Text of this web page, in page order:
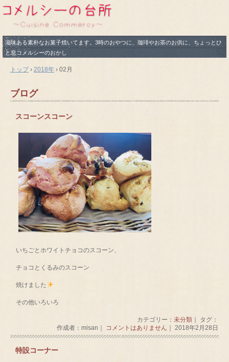
滋味ある素朴なお菓子焼いてます。3時のおやつに、珈琲やお茶のお供に、ちょっとひ
と息コメルシーのおかし
トップ› 2018年 › 02月
ブログ
スコーンスコーン
いちごとホワイトチョコのスコーン、
チョコとくるみのスコーン
焼けました
その他いろいろ
カテゴリー： 未分類｜ タグ：
作成者：misan｜
コメントはありません ｜ 2018年2月28日
特設コーナー